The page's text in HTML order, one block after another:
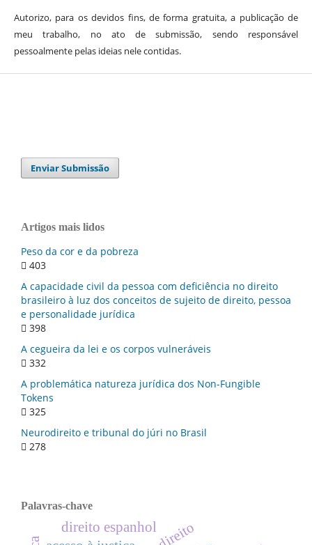
Autorizo, para os devidos fins, de forma gratuita, a publicação de
meu trabalho, no ato de submissão, sendo responsável
pessoalmente pelas ideias nele contidas.
Enviar Submissão
Artigos mais lidos
Peso da cor e da pobreza
403
A capacidade civil da pessoa com deficiência no direito
brasileiro à luz dos conceitos de sujeito de direito, pessoa
e personalidade jurídica
398
A cegueira da lei e os corpos vulneráveis
332
A problemática natureza jurídica dos Non-Fungible
Tokens
325
Neurodireito e tribunal do júri no Brasil
278
Palavras-chave
direito espanhol